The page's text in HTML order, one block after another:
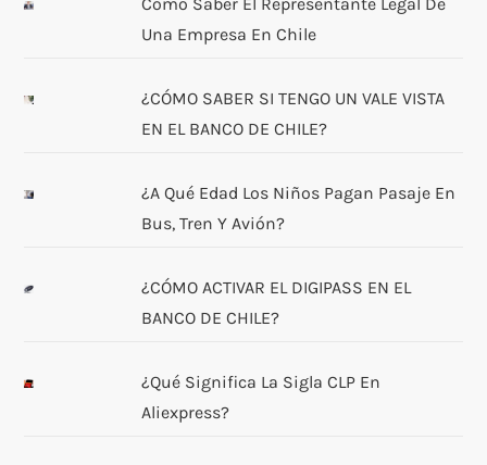
Una Empresa En Chile
¿CÓMO SABER SI TENGO UN VALE VISTA
EN EL BANCO DE CHILE?
¿A Qué Edad Los Niños Pagan Pasaje En
Bus, Tren Y Avión?
¿CÓMO ACTIVAR EL DIGIPASS EN EL
BANCO DE CHILE?
¿Qué Significa La Sigla CLP En
Aliexpress?